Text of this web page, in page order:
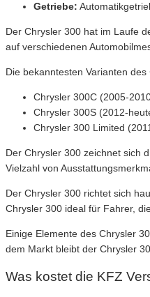
Getriebe:
Der Chrysler 300 hat im Laufe
auf verschiedenen
Die bekanntesten Varianten
Chrysler 300C (2005-
Chrysler 300S (2012-
Chrysler 300 Limited
Der Chrysler 300 zeichnet sich
Vielzahl von
Der Chrysler 300 richtet sich
Chrysler 300 ideal für Fahrer,
Einige Elemente des Chrysler
dem Markt bleibt der Chrysler
Was kostet die KFZ